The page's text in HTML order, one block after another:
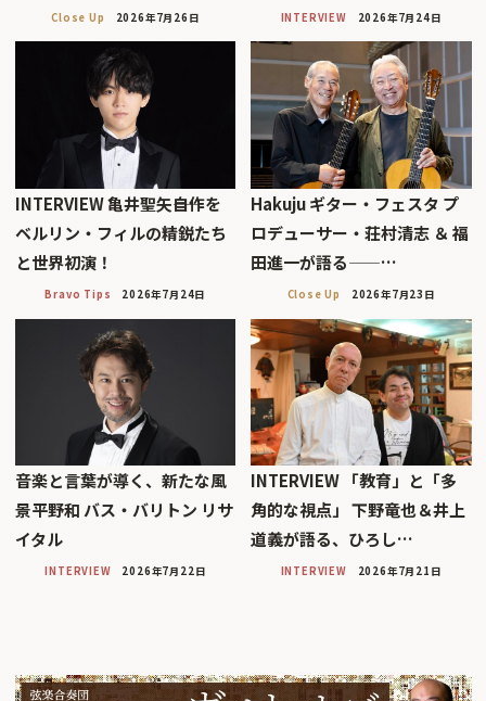
Close Up 2026年7月26日 INTERVIEW 2026年7月24日
INTERVIEW 亀井聖矢――自作を
ベルリン・フィルの精鋭たち
と世界初演！
Bravo Tips 2026年7月24日
Hakuju ギター・フェスタ プ
ロデューサー・荘村清志 ＆ 福
田進一が語る——…
Close Up 2026年7月23日
音楽と言葉が導く、新たな風
景平野和 バス・バリトン リサ
イタル
INTERVIEW 2026年7月22日
INTERVIEW 「教育」と「多
角的な視点」 下野竜也＆井上
道義が語る、ひろし…
INTERVIEW 2026年7月21日